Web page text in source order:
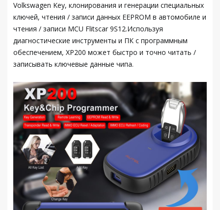
Volkswagen Key, клонирования и генерации специальных
ключей, чтения / записи данных EEPROM в автомобиле и
чтения / записи MCU Flitscar 9S12.Используя
диагностические инструменты и ПК с программным
обеспечением, XP200 может быстро и точно читать /
записывать ключевые данные чипа.